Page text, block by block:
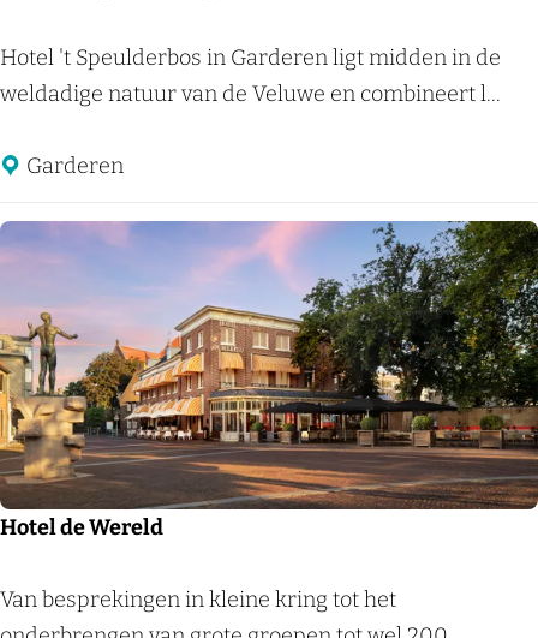
o
r
h
B
i
d
r
e
r
g
H
o
t
e
'
Hotel 't Speulderbos in Garderen ligt midden in de
weldadige natuur van de Veluwe en combineert l...
Garderen
Hotel de Wereld
H
Van besprekingen in kleine kring tot het